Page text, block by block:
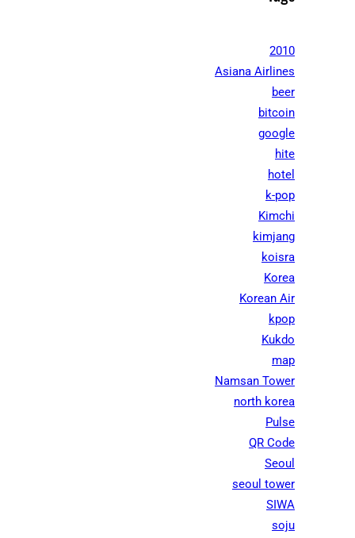
2010
Asiana Airlines
beer
bitcoin
google
hite
hotel
k-pop
Kimchi
kimjang
koisra
Korea
Korean Air
kpop
Kukdo
map
Namsan Tower
north korea
Pulse
QR Code
Seoul
seoul tower
SIWA
soju